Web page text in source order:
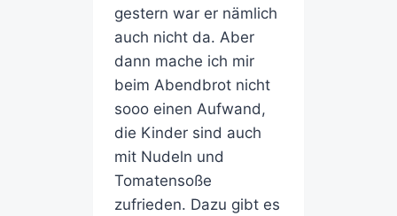
gestern war er nämlich
auch nicht da. Aber
dann mache ich mir
beim Abendbrot nicht
sooo einen Aufwand,
die Kinder sind auch
mit Nudeln und
Tomatensoße
zufrieden. Dazu gibt es